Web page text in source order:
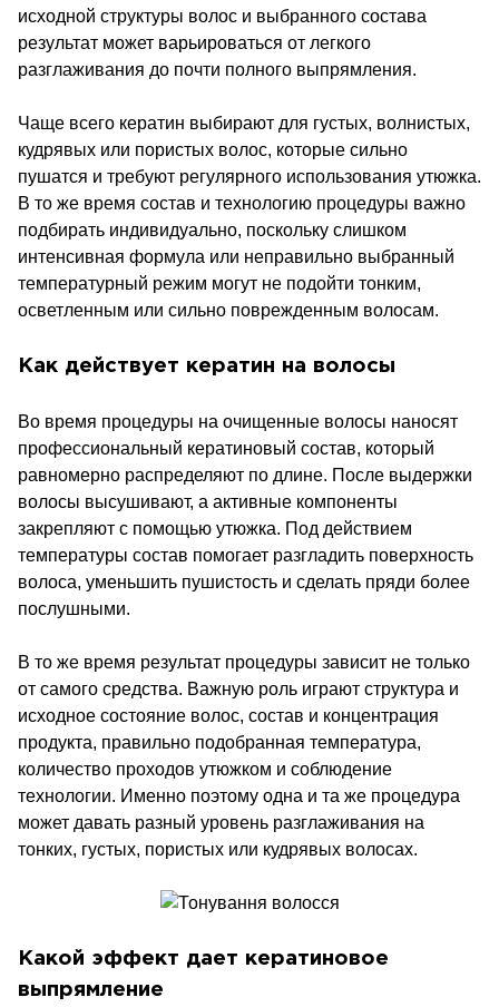
исходной структуры волос и выбранного состава
результат может варьироваться от легкого
разглаживания до почти полного выпрямления.
Чаще всего кератин выбирают для густых, волнистых,
кудрявых или пористых волос, которые сильно
пушатся и требуют регулярного использования утюжка.
В то же время состав и технологию процедуры важно
подбирать индивидуально, поскольку слишком
интенсивная формула или неправильно выбранный
температурный режим могут не подойти тонким,
осветленным или сильно поврежденным волосам.
Как действует кератин на волосы
Во время процедуры на очищенные волосы наносят
профессиональный кератиновый состав, который
равномерно распределяют по длине. После выдержки
волосы высушивают, а активные компоненты
закрепляют с помощью утюжка. Под действием
температуры состав помогает разгладить поверхность
волоса, уменьшить пушистость и сделать пряди более
послушными.
В то же время результат процедуры зависит не только
от самого средства. Важную роль играют структура и
исходное состояние волос, состав и концентрация
продукта, правильно подобранная температура,
количество проходов утюжком и соблюдение
технологии. Именно поэтому одна и та же процедура
может давать разный уровень разглаживания на
тонких, густых, пористых или кудрявых волосах.
Какой эффект дает кератиновое
выпрямление